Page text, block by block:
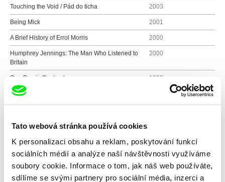
Tato webová stránka používá cookies
K personalizaci obsahu a reklam, poskytování funkcí
sociálních médií a analýze naší návštěvnosti využíváme
soubory cookie. Informace o tom, jak náš web používáte,
sdílíme se svými partnery pro sociální média, inzerci a
Touching the Void / Pád do ticha 2003
Being Mick 2001
A Brief History of Errol Morris 2000
Humphrey Jennings: The Man Who Listened to
Britain
2000
One Day in September 1999
Kindertransport
Howard Hawks: American Artist
The Moving World of George Rickey 1997
Chaplin's Goliath 1996
The Making of an Englishman